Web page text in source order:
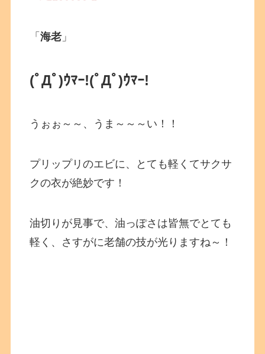
「海老 」
(ﾟДﾟ)ｳﾏｰ!(ﾟДﾟ)ｳﾏｰ!
うぉぉ～～、うま～～～い！！
プリップリのエビに、とても軽くてサクサ
クの衣が絶妙です！
油切りが見事で、油っぽさは皆無でとても
軽く、さすがに老舗の技が光りますね～！